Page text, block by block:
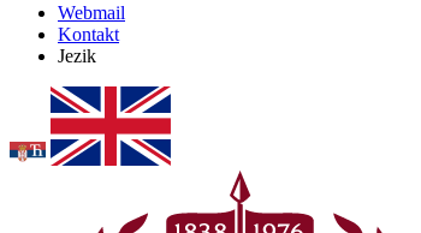
Webmail
Kontakt
Jezik